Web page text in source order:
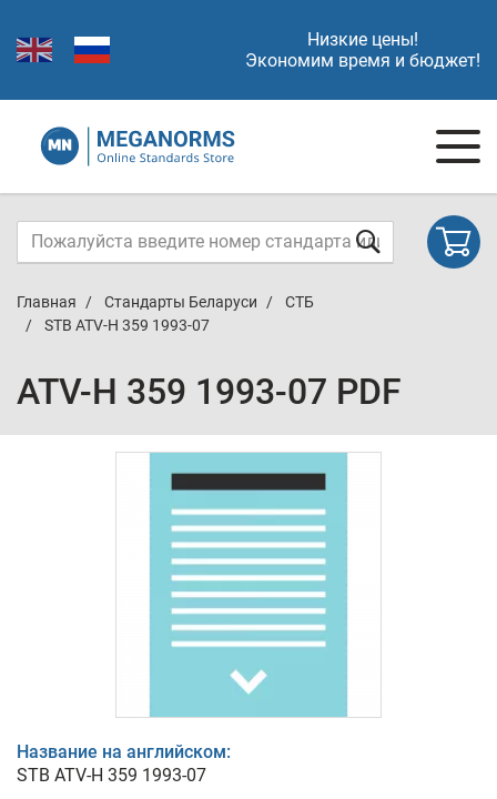
Низкие цены!
Экономим время и бюджет!
Главная Стандарты Беларуси
СТБ
STB ATV-H 359 1993-07
ATV-H 359 1993-07 PDF
Название на английском:
STB ATV-H 359 1993-07